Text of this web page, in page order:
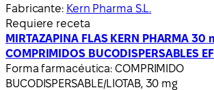
Fabricante: Kern Pharma S.L.
Requiere receta
MIRTAZAPINA FLAS KERN PHARMA 30
COMPRIMIDOS BUCODISPERSABLES
Forma farmacéutica: COMPRIMIDO
BUCODISPERSABLE/LIOTAB, 30 mg